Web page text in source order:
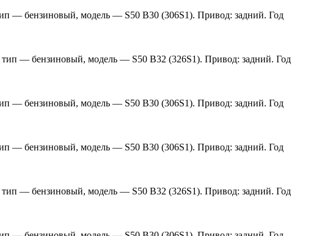
— бензиновый, модель — S50 B30 (306S1). Привод: задний. Год
— бензиновый, модель — S50 B32 (326S1). Привод: задний. Год
— бензиновый, модель — S50 B30 (306S1). Привод: задний. Год
— бензиновый, модель — S50 B30 (306S1). Привод: задний. Год
— бензиновый, модель — S50 B32 (326S1). Привод: задний. Год